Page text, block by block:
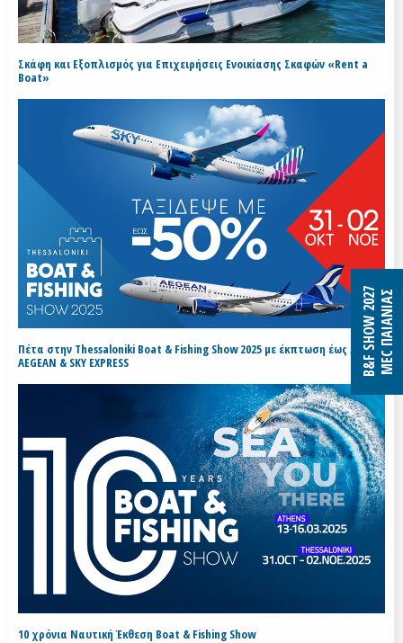
Σκάφη και Εξοπλισμός για Επιχειρήσεις Ενοικίασης Σκαφών «Rent a
Boat»
Πέτα στην Thessaloniki Boat & Fishing Show 2025 με έκπτωση έως 50% με
AEGEAN & SKY EXPRESS
10 χρόνια Ναυτική Έκθεση Boat & Fishing Show
B&F SHOW 2027MEC ΠΑΙΑΝΙΑΣ